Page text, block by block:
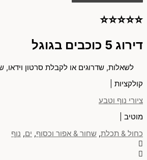
⭐⭐⭐⭐⭐
דירוג 5 כוכבים בגוגל
לשאלות, שדרוגים או לקבלת סרטון וידאו,
קולקציות |
ציורי נוף וטבע
מוטיב |
כחול & תכלת, שחור & אפור וכסוף, ים, נוף